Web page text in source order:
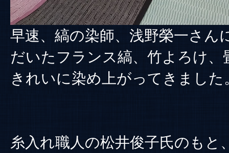
早速、縞の染師、浅野榮一さん
だいたフランス縞、竹よろけ、
きれいに染め上がってきました
糸入れ職人の松井俊子氏のもと